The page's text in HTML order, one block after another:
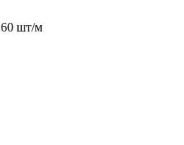
60 шт/м